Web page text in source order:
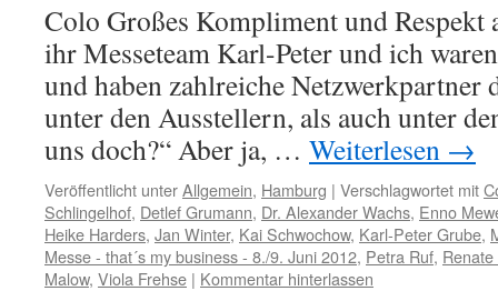
Colo Großes Kompliment und Respekt
ihr Messeteam Karl-Peter und ich
und haben zahlreiche Netzwerkpartner
unter den Ausstellern, als auch unter
uns doch?“ Aber ja, … Weiterlesen →
Veröffentlicht unterAllgemein, Hamburg | Verschlagwortet mit
Schlingelhof, Detlef Grumann, Dr. Alexander Wachs, Enno
Heike Harders, Jan Winter, Kai Schwochow, Karl-Peter Grube,
Messe - that´s my business - 8./9. Juni 2012, Petra Ruf,
Malow, Viola Frehse | Kommentar hinterlassen